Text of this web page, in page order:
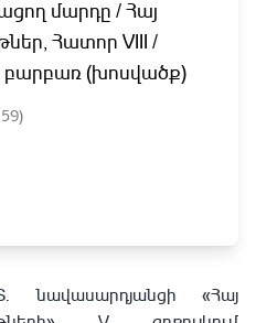
մարդը / Հայ
Հատոր VIII /
բարբառ (խոսվածք)
«Հայ